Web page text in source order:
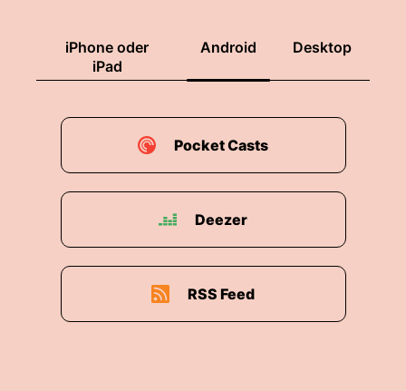
iPhone oder
iPad
Android Desktop
Pocket Casts
Deezer
RSS Feed